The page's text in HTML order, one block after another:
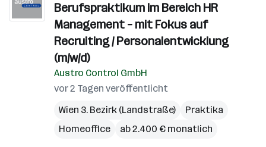
Berufspraktikum im Bereich HR
Management – mit Fokus auf
Recruiting / Personalentwicklung
(m/w/d)
Austro Control GmbH
vor 2 Tagen veröffentlicht
Wien 3. Bezirk (Landstraße)
Praktika
Homeoffice
ab 2.400 € monatlich